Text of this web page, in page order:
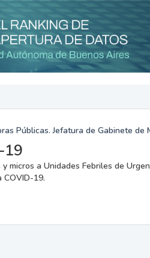
Públicas. Jefatura de Gabinete de
19
micros a Unidades Febriles de
19.